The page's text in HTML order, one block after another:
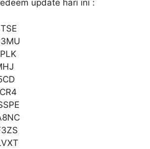
update hari ini :